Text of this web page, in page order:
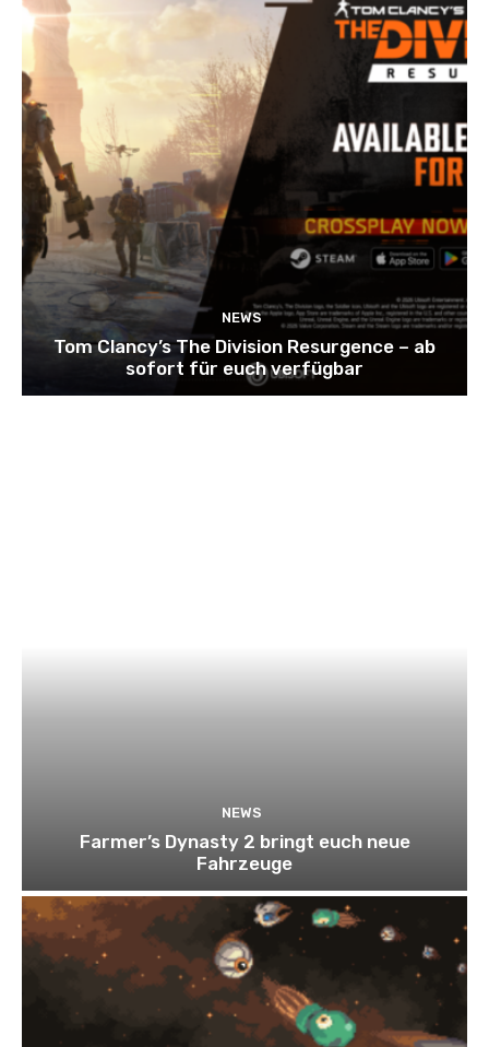
NEWS
Tom Clancy’s The Division Resurgence – ab
sofort für euch verfügbar
NEWS
Farmer’s Dynasty 2 bringt euch neue
Fahrzeuge